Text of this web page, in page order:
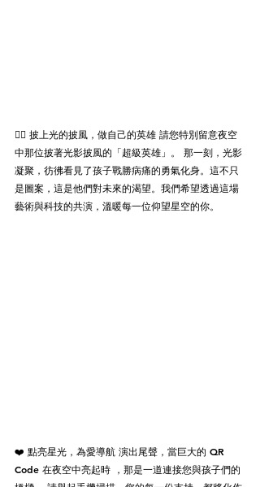
🦸‍♂️ 披上光的披風，做自己的英雄 請您特別留意夜空
中那位披著光影披風的「超級英雄」。 那一刻，光影
凝聚，彷彿看見了孩子戰勝病痛的勇氣化身。這不只
是圖案，這是他們對未來的渴望。我們希望透過這場
藝術與科技的共演，溫暖每一位仰望星空的你。
❤️ 點亮星光，為愛導航 演出尾聲，當巨大的 QR
Code 在夜空中亮起時 ，那是一道連接您與孩子們的